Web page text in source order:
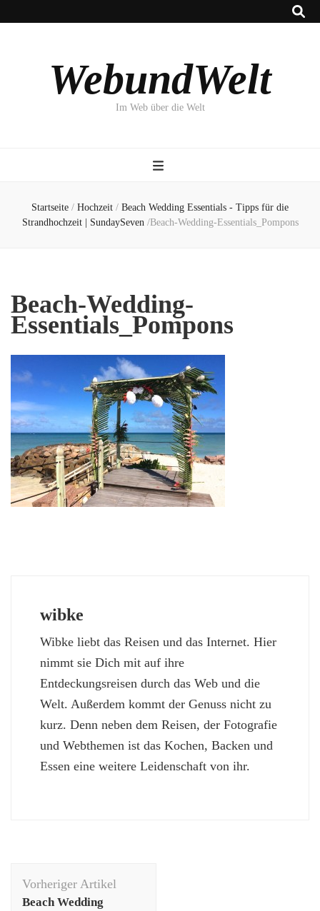
WebundWelt
Im Web über die Welt
Startseite / Hochzeit / Beach Wedding Essentials - Tipps für die
Strandhochzeit | SundaySeven /Beach-Wedding-Essentials_Pompons
Beach-Wedding-
Essentials_Pompons
wibke
Wibke liebt das Reisen und das Internet. Hier
nimmt sie Dich mit auf ihre
Entdeckungsreisen durch das Web und die
Welt. Außerdem kommt der Genuss nicht zu
kurz. Denn neben dem Reisen, der Fotografie
und Webthemen ist das Kochen, Backen und
Essen eine weitere Leidenschaft von ihr.
Vorheriger Artikel
Beach Wedding